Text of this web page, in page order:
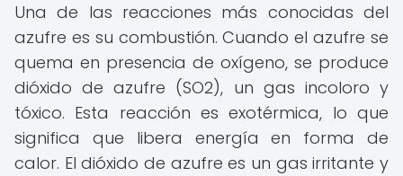
Una de las reacciones más conocidas del
azufre es su combustión. Cuando el azufre se
quema en presencia de oxígeno, se produce
dióxido de azufre (SO2), un gas incoloro y
tóxico. Esta reacción es exotérmica, lo que
significa que libera energía en forma de
calor. El dióxido de azufre es un gas irritante y